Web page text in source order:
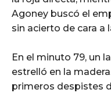
Agoney buscó el
sin acierto de cara a
En el minuto 79, un
estrelló en la
primeros despistes